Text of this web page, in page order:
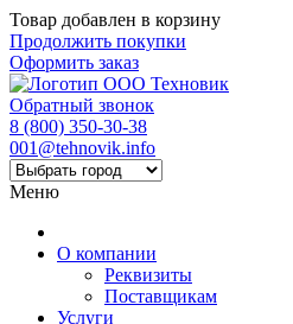
Товар добавлен в корзину
Продолжить покупки
Оформить заказ
Обратный звонок
8 (800) 350-30-38
001@tehnovik.info
Меню
О компании
Реквизиты
Поставщикам
Услуги